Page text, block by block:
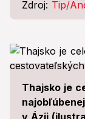
Zdroj: Tip/
Thajsko je